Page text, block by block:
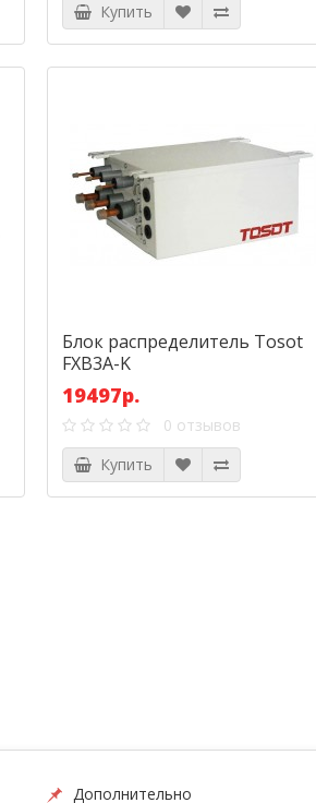
Купить
Блок распределитель Tosot
FXB3A-K
19497р.
0 отзывов
Купить
Дополнительно